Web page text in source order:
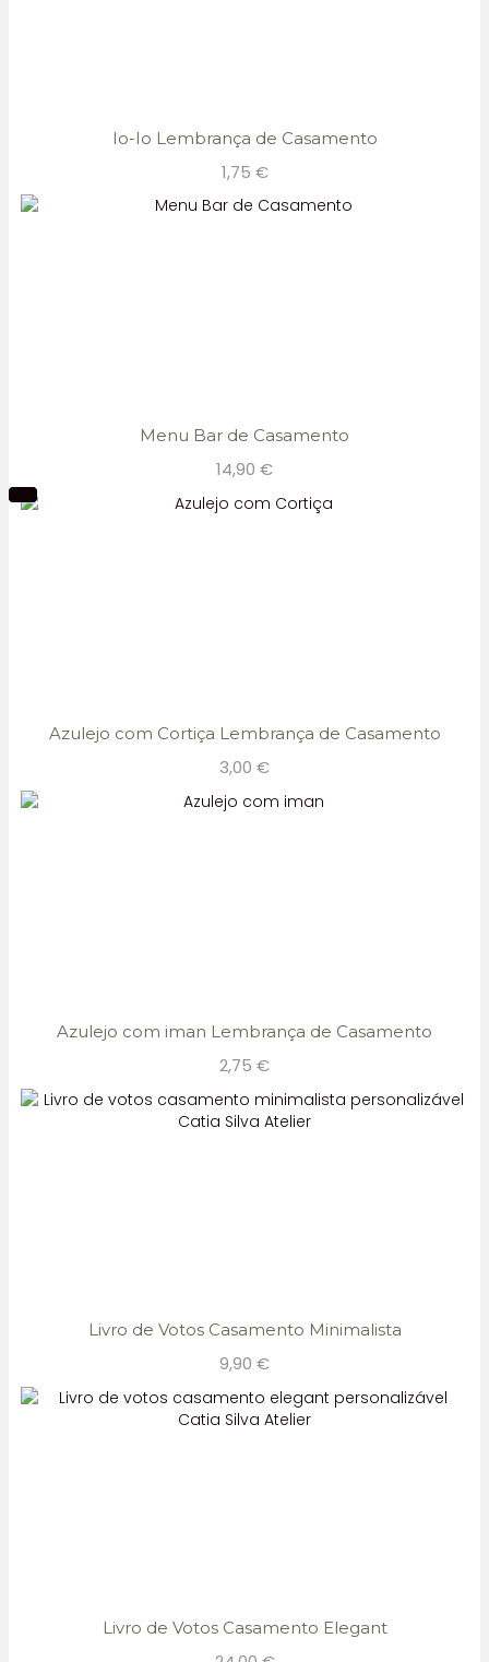
Io-Io Lembrança de Casamento
1,75 €
Menu Bar de Casamento
14,90 €
Azulejo com Cortiça Lembrança de Casamento
3,00 €
Azulejo com iman Lembrança de Casamento
2,75 €
Livro de Votos Casamento Minimalista
9,90 €
Livro de Votos Casamento Elegant